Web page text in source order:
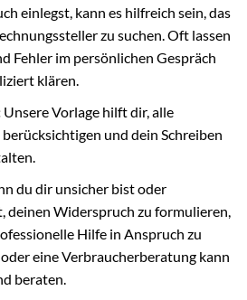
einlegst, kann es hilfreich sein, das
zu suchen. Oft lassen
Fehler im persönlichen Gespräch
klären.
Unsere Vorlage hilft dir, alle
und dein Schreiben
du dir unsicher bist oder
deinen Widerspruch zu formulieren,
Hilfe in Anspruch zu
eine Verbraucherberatung kann
beraten.